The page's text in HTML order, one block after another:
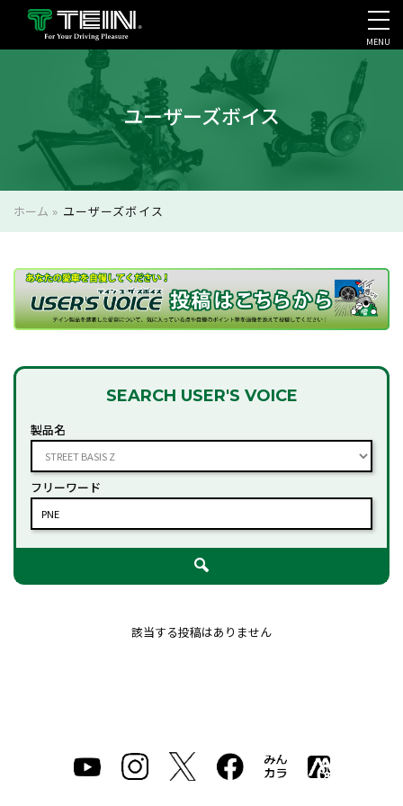
会社案内・採用・IR
MENU
ユーザーズボイス
ホーム » ユーザーズボイス
SEARCH USER'S VOICE
製品名
フリーワード
該当する投稿はありません